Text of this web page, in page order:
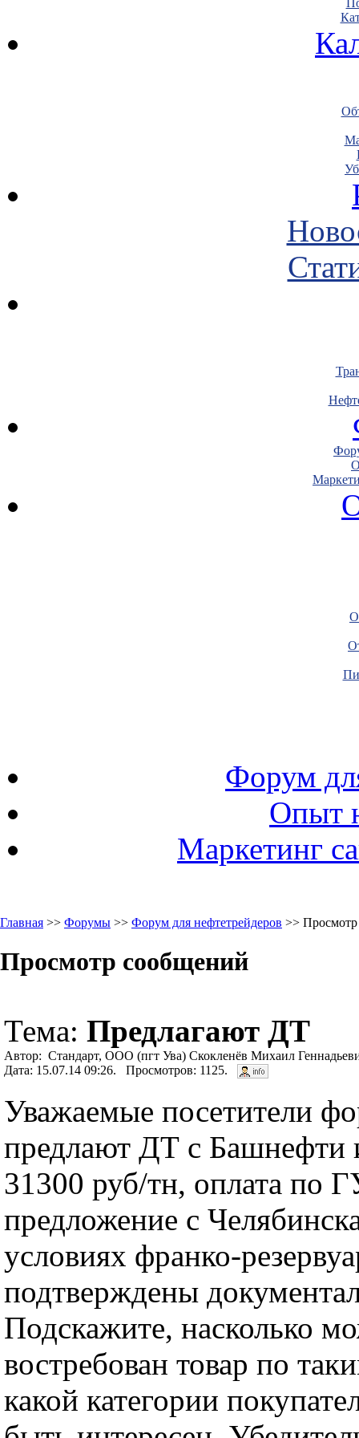
Форум
Опыт
Маркетинг
Главная >> Форумы >> Форум для нефтетрейдеров >>
Просмотр сообщений
Тема: Предлагают ДТ
Автор: Стандарт, ООО (пгт Ува) Скокленёв Михаил
Дата: 15.07.14 09:26. Просмотров: 1125.
Уважаемые посетители
предлают ДТ с
31300 руб/тн, оплата по
предложение с
условиях франко-
подтверждены
Подскажите, насколько
востребован товар по
какой категории